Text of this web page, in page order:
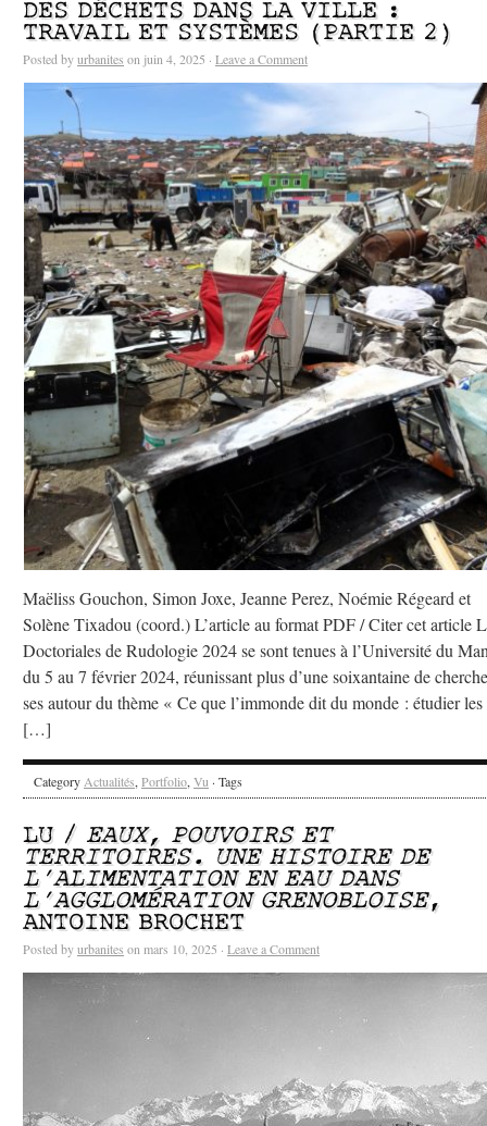
DES DÉCHETS DANS LA VILLE :
TRAVAIL ET SYSTÈMES (PARTIE 2)
Posted byurbanites on juin 4, 2025 · Leave a Comment
Maëliss Gouchon, Simon Joxe, Jeanne Perez, Noémie Régeard et
Solène Tixadou (coord.) L’article au format PDF / Citer cet article
Doctoriales de Rudologie 2024 se sont tenues à l’Université du
du 5 au 7 février 2024, réunissant plus d’une soixantaine de
ses autour du thème « Ce que l’immonde dit du monde : étudier les
[…]
Category Actualités, Portfolio, Vu · Tags
LU / EAUX, POUVOIRS ET
TERRITOIRES. UNE HISTOIRE DE
L’ALIMENTATION EN EAU DANS
L’AGGLOMÉRATION GRENOBLOISE,
ANTOINE BROCHET
Posted byurbanites on mars 10, 2025 · Leave a Comment